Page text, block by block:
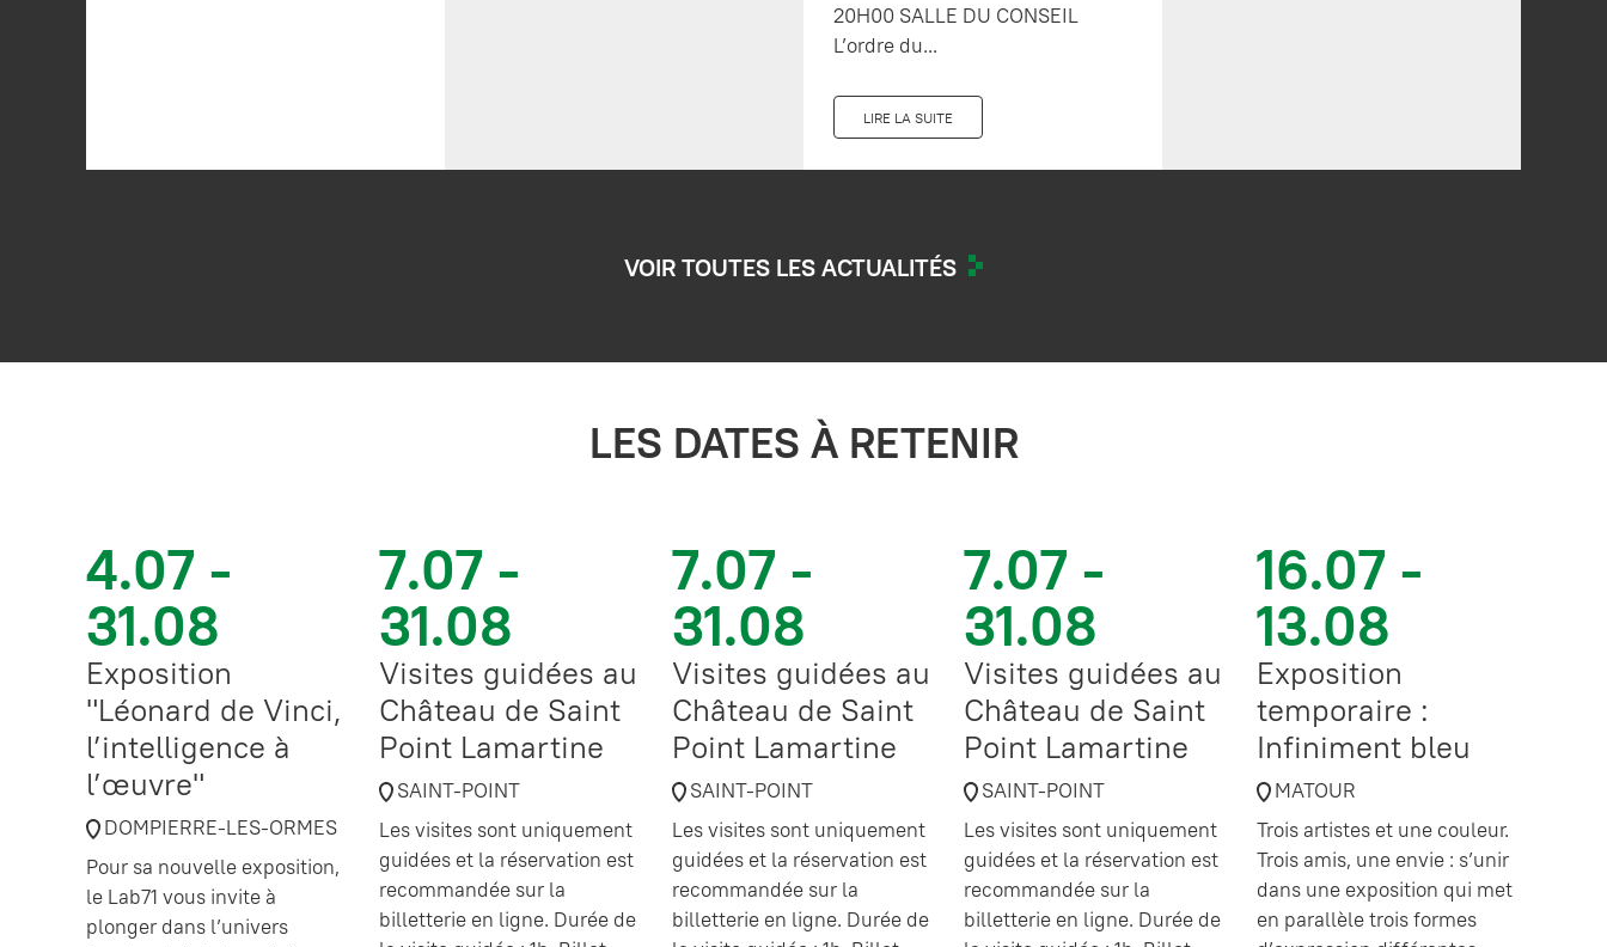
20H00 SALLE DU CONSEIL
L’ordre du...
LIRE LA SUITE
VOIR TOUTES LES ACTUALITÉS
LES DATES À RETENIR
4.07 -
31.08
Exposition
"Léonard de Vinci,
l’intelligence à
l’œuvre"
DOMPIERRE-LES-ORMES
Pour sa nouvelle exposition,
le Lab71 vous invite à
plonger dans l’univers
7.07 -
31.08
Visites guidées au
Château de Saint
Point Lamartine
SAINT-POINT
Les visites sont uniquement
guidées et la réservation est
recommandée sur la
billetterie en ligne. Durée de
7.07 -
31.08
Visites guidées au
Château de Saint
Point Lamartine
SAINT-POINT
Les visites sont uniquement
guidées et la réservation est
recommandée sur la
billetterie en ligne. Durée de
7.07 -
31.08
Visites guidées au
Château de Saint
Point Lamartine
SAINT-POINT
Les visites sont uniquement
guidées et la réservation est
recommandée sur la
billetterie en ligne. Durée de
16.07 -
13.08
Exposition
temporaire :
Infiniment bleu
MATOUR
Trois artistes et une couleur.
Trois amis, une envie : s’unir
dans une exposition qui met
en parallèle trois formes